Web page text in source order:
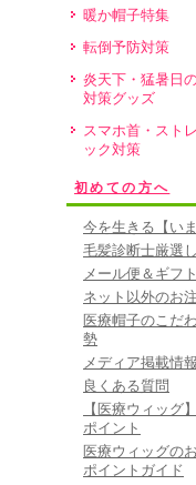
暖か帽子特集
転倒予防対策
炎天下・猛暑日
対策グッズ
スマホ首・スト
ック対策
初めての方へ
今を生きる【いま
毛髪診断士厳選
メール便＆ギフ
ネット以外のお
医療帽子のこだ
勢
メディア掲載情報
良くある質問
【医療ウィッグ
ポイント
医療ウィッグの
ポイントガイド